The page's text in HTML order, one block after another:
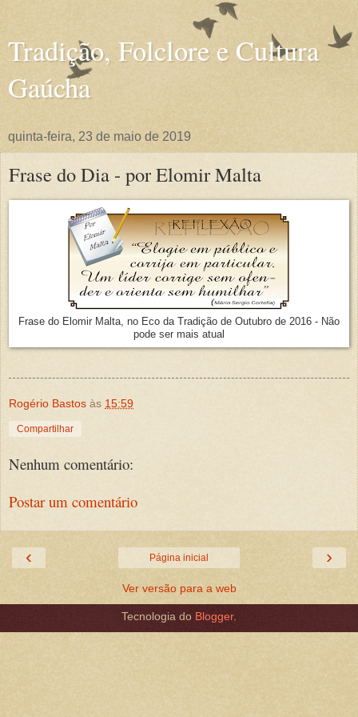
Tradição, Folclore e Cultura
Gaúcha
quinta-feira, 23 de maio de 2019
Frase do Dia - por Elomir Malta
Frase do Elomir Malta, no Eco da Tradição de Outubro de 2016 - Não
pode ser mais atual
Rogério Bastos às 15:59
Compartilhar
Nenhum comentário:
Postar um comentário
‹ ›
Página inicial
Ver versão para a web
Tecnologia do Blogger.